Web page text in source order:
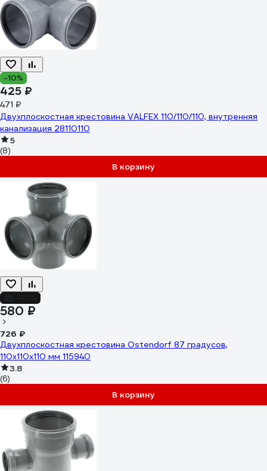
-10%
425 ₽
471 ₽
Двухплоскостная крестовина VALFEX 110/110/110, внутренняя
канализация 28110110
5
(8)
В корзину
580 ₽
726 ₽
Двухплоскостная крестовина Ostendorf 87 градусов,
110х110х110 мм 115940
3.8
(6)
В корзину